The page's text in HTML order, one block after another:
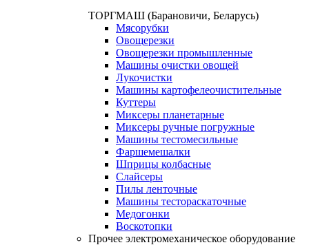
ТОРГМАШ (Барановичи, Беларусь)
Мясорубки
Овощерезки
Овощерезки промышленные
Машины очистки овощей
Лукочистки
Машины картофелеочистительные
Куттеры
Миксеры планетарные
Миксеры ручные погружные
Машины тестомесильные
Фаршемешалки
Шприцы колбасные
Слайсеры
Пилы ленточные
Машины тестораскаточные
Медогонки
Воскотопки
Прочее электромеханическое оборудование